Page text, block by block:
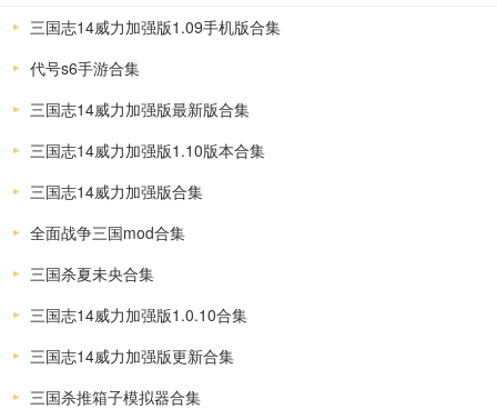
三国志14威力加强版1.09手机版合集
代号s6手游合集
三国志14威力加强版最新版合集
三国志14威力加强版1.10版本合集
三国志14威力加强版合集
全面战争三国mod合集
三国杀夏未央合集
三国志14威力加强版1.0.10合集
三国志14威力加强版更新合集
三国杀推箱子模拟器合集